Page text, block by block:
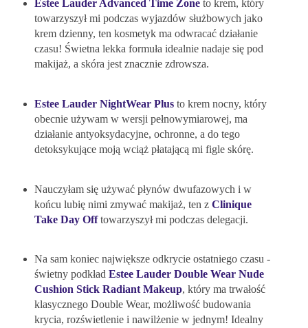
Estee Lauder Advanced Time Zoneto krem, który
towarzyszył mi podczas wyjazdów służbowych jako
krem dzienny, ten kosmetyk ma odwracać działanie
czasu! Świetna lekka formuła idealnie nadaje się pod
makijaż, a skóra jest znacznie zdrowsza.
Estee Lauder NightWear Plusto krem nocny, który
obecnie używam w wersji pełnowymiarowej, ma
działanie antyoksydacyjne, ochronne, a do tego
detoksykujące moją wciąż płatającą mi figle skórę.
Nauczyłam się używać płynów dwufazowych i w
końcu lubię nimi zmywać makijaż, ten z Clinique
Take Day Offtowarzyszył mi podczas delegacji.
Na sam koniec największe odkrycie ostatniego czasu -
świetny podkład Estee Lauder Double Wear Nude
Cushion Stick Radiant Makeup, który ma trwałość
klasycznego Double Wear, możliwość budowania
krycia, rozświetlenie i nawilżenie w jednym! Idealny